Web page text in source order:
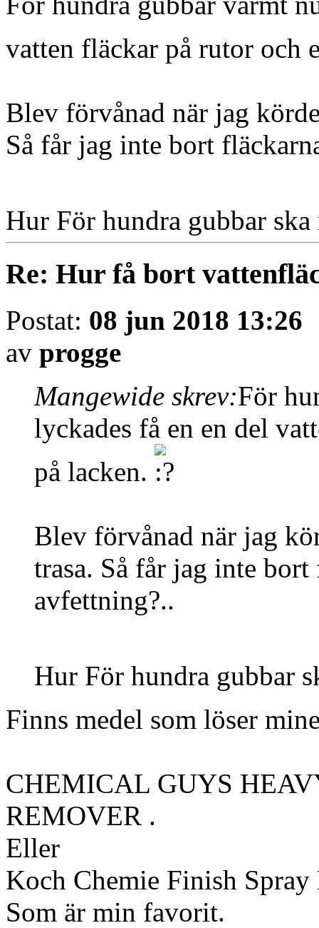
vatten fläckar på rutor och
Blev förvånad när jag
Så får jag inte bort
Hur För hundra gubbar
Re: Hur få bort
Postat: 08 jun 2018 13:26
av progge
Mangewide skrev:För
lyckades få en en del
på lacken.
Blev förvånad när jag
trasa. Så får jag inte
avfettning?..
Hur För hundra gubbar
Finns medel som löser
CHEMICAL GUYS
REMOVER .
Eller
Koch Chemie Finish
Som är min favorit.